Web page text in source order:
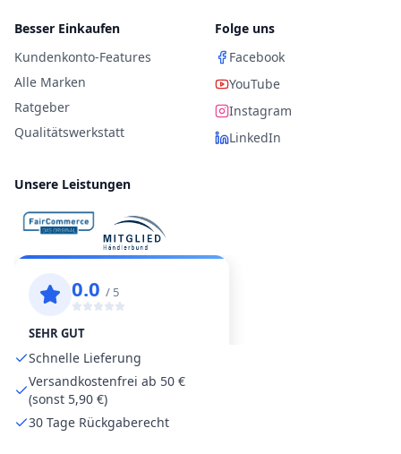
Besser Einkaufen
Kundenkonto-Features
Alle Marken
Ratgeber
Qualitätswerkstatt
Folge uns
Facebook
YouTube
Instagram
LinkedIn
Unsere Leistungen
Schnelle Lieferung
Versandkostenfrei ab 50 €
(sonst 5,90 €)
30 Tage Rückgaberecht